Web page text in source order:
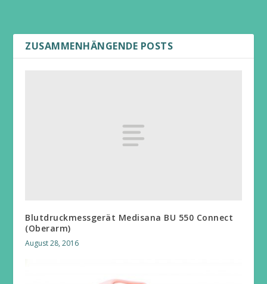
ZUSAMMENHÄNGENDE POSTS
Blutdruckmessgerät Medisana BU 550 Connect
(Oberarm)
August 28, 2016